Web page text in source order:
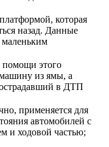
которая
назад. Данные
помощи этого
из ямы, а
в ДТП
применяется для
автомобилей с
и ходовой частью;